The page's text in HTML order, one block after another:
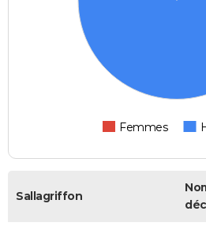
Femmes
Sallagriffon